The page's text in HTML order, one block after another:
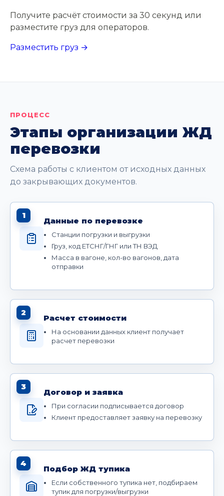
Получите расчёт стоимости за 30 секунд или
разместите груз для операторов.
Разместить груз →
ПРОЦЕСС
Этапы организации ЖД
перевозки
Схема работы с клиентом от исходных данных
до закрывающих документов.
1
Данные по перевозке
Станции погрузки и выгрузки
Груз, код ЕТСНГ/ГНГ или ТН ВЭД
Масса в вагоне, кол-во вагонов, дата
отправки
2
Расчет стоимости
На основании данных клиент получает
расчет перевозки
3
Договор и заявка
При согласии подписывается договор
Клиент предоставляет заявку на перевозку
4
Подбор ЖД тупика
Если собственного тупика нет, подбираем
тупик для погрузки/выгрузки